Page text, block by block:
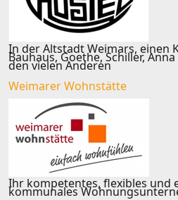
In der Altstadt Weimars, einen
Bauhaus, Goethe, Schiller,
den vielen Anderen
Weimarer Wohnstätte
Ihr kompetentes, flexibles und
kommunales